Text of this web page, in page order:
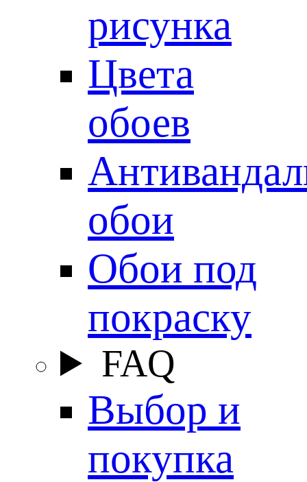
рисунка
Цвета
обоев
обои
Обои под
покраску
FAQ
Выбор и
покупка